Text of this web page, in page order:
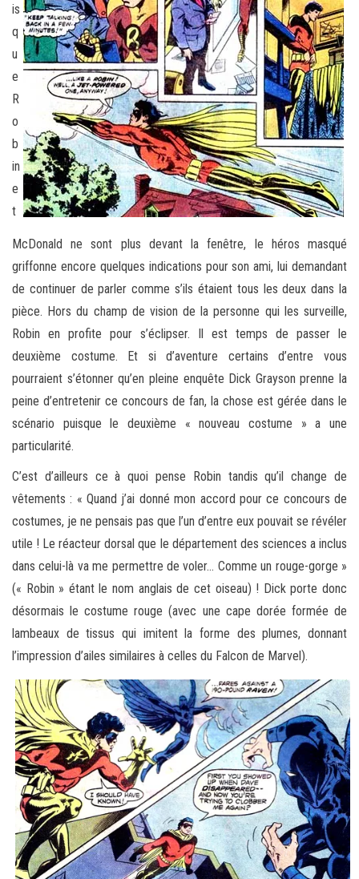
is
q
u
e
R
o
b
in
e
t
McDonald ne sont plus devant la fenêtre, le héros masqué
griffonne encore quelques indications pour son ami, lui demandant
de continuer de parler comme s’ils étaient tous les deux dans la
pièce. Hors du champ de vision de la personne qui les surveille,
Robin en profite pour s’éclipser. Il est temps de passer le
deuxième costume. Et si d’aventure certains d’entre vous
pourraient s’étonner qu’en pleine enquête Dick Grayson prenne la
peine d’entretenir ce concours de fan, la chose est gérée dans le
scénario puisque le deuxième « nouveau costume » a une
particularité.
C’est d’ailleurs ce à quoi pense Robin tandis qu’il change de
vêtements : « Quand j’ai donné mon accord pour ce concours de
costumes, je ne pensais pas que l’un d’entre eux pouvait se révéler
utile ! Le réacteur dorsal que le département des sciences a inclus
dans celui-là va me permettre de voler… Comme un rouge-gorge »
(« Robin » étant le nom anglais de cet oiseau) ! Dick porte donc
désormais le costume rouge (avec une cape dorée formée de
lambeaux de tissus qui imitent la forme des plumes, donnant
l’impression d’ailes similaires à celles du Falcon de Marvel).